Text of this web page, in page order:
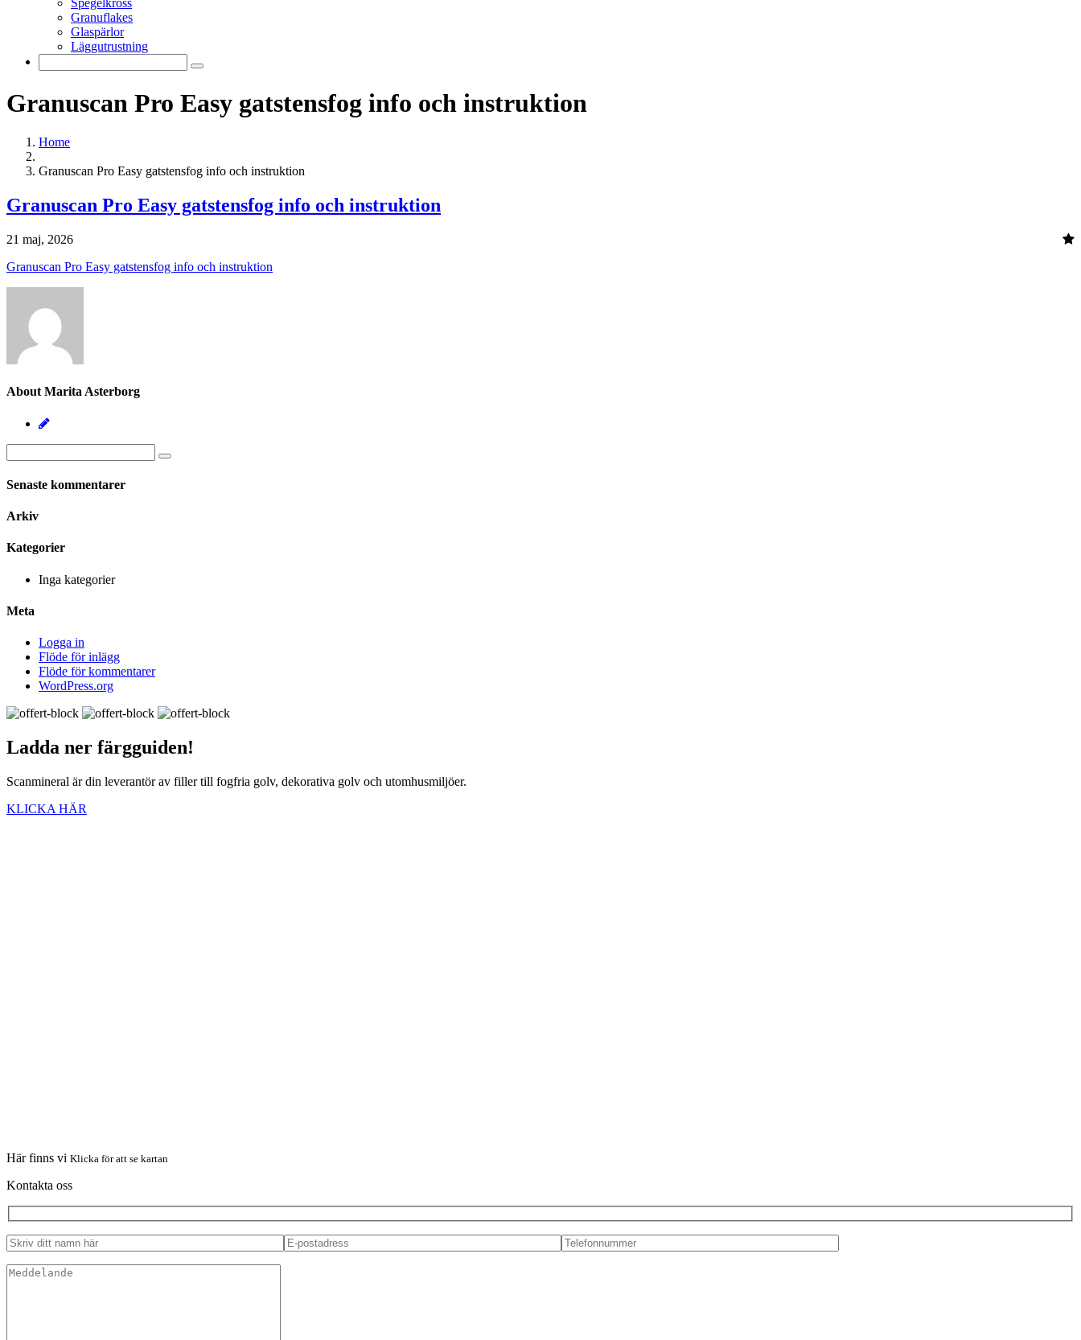
Spegelkross
Granuflakes
Glaspärlor
Läggutrustning
Granuscan Pro Easy gatstensfog info och instruktion
Home
Granuscan Pro Easy gatstensfog info och instruktion
Granuscan Pro Easy gatstensfog info och instruktion
21 maj, 2026
Granuscan Pro Easy gatstensfog info och instruktion
About Marita Asterborg
Senaste kommentarer
Arkiv
Kategorier
Inga kategorier
Meta
Logga in
Flöde för inlägg
Flöde för kommentarer
WordPress.org
Ladda ner färgguiden!
Scanmineral är din leverantör av filler till fogfria golv, dekorativa golv och utomhusmiljöer.
KLICKA HÄR
Här finns vi Klicka för att se kartan
Kontakta oss